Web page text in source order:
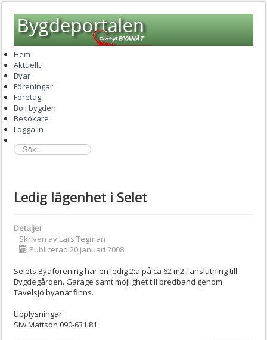
Hem
Aktuellt
Byar
Föreningar
Företag
Bo i bygden
Besökare
Logga in
sök...
Ledig lägenhet i Selet
Detaljer
Skriven av Lars Tegman
Publicerad 20 januari 2008
Selets Byaförening har en ledig 2:a på ca 62 m2 i anslutning till
Bygdegården. Garage samt möjlighet till bredband genom
Tavelsjö byanät finns.
Upplysningar:
Siw Mattson 090-631 81